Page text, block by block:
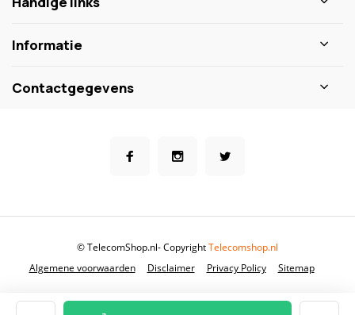
Informatie
Contactgegevens
Algemene voorwaarden Disclaimer Privacy Policy Sitemap
© TelecomShop.nl- CopyrightTelecomshop.nl